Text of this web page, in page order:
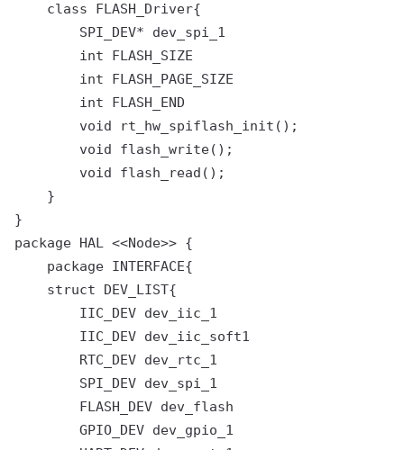
    class FLASH_Driver{
        SPI_DEV* dev_spi_1
        int FLASH_SIZE
        int FLASH_PAGE_SIZE
        int FLASH_END
        void rt_hw_spiflash_init();
        void flash_write();
        void flash_read();
    }
}
package HAL <<Node>> {
    package INTERFACE{
    struct DEV_LIST{
        IIC_DEV dev_iic_1
        IIC_DEV dev_iic_soft1
        RTC_DEV dev_rtc_1
        SPI_DEV dev_spi_1
        FLASH_DEV dev_flash
        GPIO_DEV dev_gpio_1